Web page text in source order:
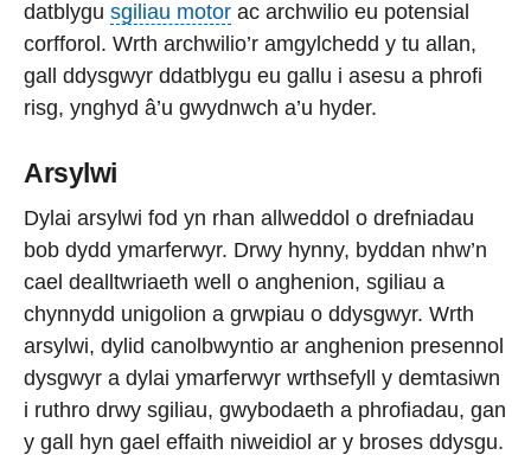
datblygu sgiliau motor ac archwilio eu potensial
corfforol. Wrth archwilio’r amgylchedd y tu allan,
gall ddysgwyr ddatblygu eu gallu i asesu a phrofi
risg, ynghyd â’u gwydnwch a’u hyder.
Arsylwi
Dylai arsylwi fod yn rhan allweddol o drefniadau
bob dydd ymarferwyr. Drwy hynny, byddan nhw’n
cael dealltwriaeth well o anghenion, sgiliau a
chynnydd unigolion a grwpiau o ddysgwyr. Wrth
arsylwi, dylid canolbwyntio ar anghenion presennol
dysgwyr a dylai ymarferwyr wrthsefyll y demtasiwn
i ruthro drwy sgiliau, gwybodaeth a phrofiadau, gan
y gall hyn gael effaith niweidiol ar y broses ddysgu.